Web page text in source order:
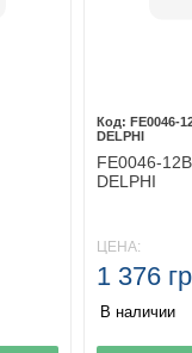
FE0046-
DELPHI
FE0046-
DELPHI
ЦЕНА:
1 376
В наличии